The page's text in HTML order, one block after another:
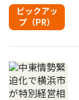
ピックアッ
プ（PR）